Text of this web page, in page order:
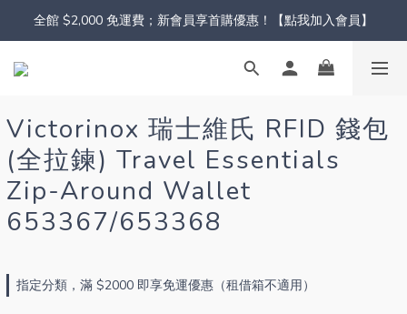
全館 $2,000 免運費；新會員享首購優惠！【點我加入會員】
Victorinox 瑞士維氏 RFID 錢包
(全拉鍊) Travel Essentials
Zip-Around Wallet
653367/653368
指定分類，滿 $2000 即享免運優惠（租借箱不適用）